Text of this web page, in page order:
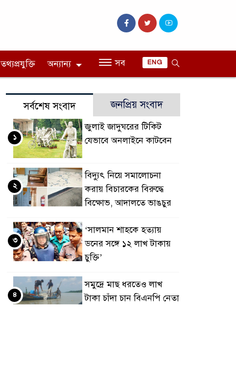
তথ্যপ্রযুক্তি অন্যান্য সব ENG
সর্বশেষ সংবাদ জনপ্রিয় সংবাদ
জুলাই জাদুঘরের টিকিট
যেভাবে অনলাইনে কাটবেন
১
বিদ্যুৎ নিয়ে সমালোচনা
করায় বিচারকের বিরুদ্ধে
বিক্ষোভ, আদালতে ভাঙচুর
২
‘সালমান শাহকে হত্যায়
ডনের সঙ্গে ১২ লাখ টাকায়
চুক্তি’
৩
সমু‌দ্রে মাছ ধরতেও লাখ
টাকা চাঁদা চান বিএনপি নেতা
৪